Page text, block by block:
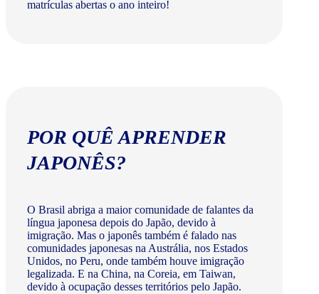
matrículas abertas o ano inteiro!
POR QUÊ APRENDER
JAPONÊS?
O Brasil abriga a maior comunidade de falantes da
língua japonesa depois do Japão, devido à
imigração. Mas o japonês também é falado nas
comunidades japonesas na Austrália, nos Estados
Unidos, no Peru, onde também houve imigração
legalizada. E na China, na Coreia, em Taiwan,
devido à ocupação desses territórios pelo Japão.